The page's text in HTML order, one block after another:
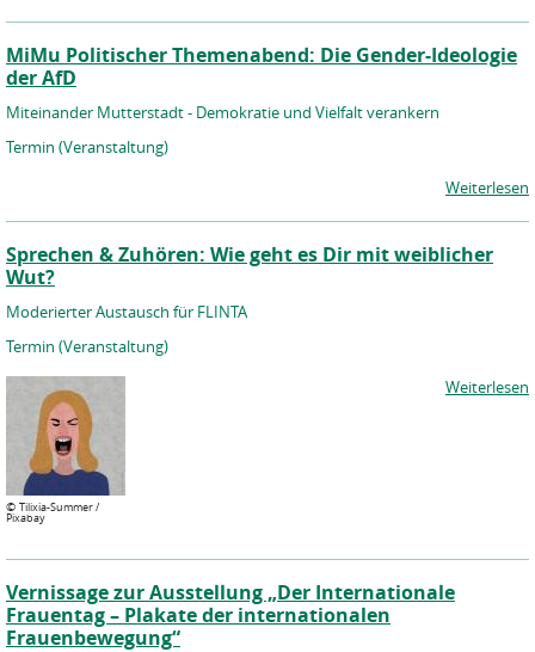
MiMu Politischer Themenabend: Die Gender-Ideologie
der AfD
Miteinander Mutterstadt - Demokratie und Vielfalt verankern
Termin (Veranstaltung)
Weiterlesen
Sprechen & Zuhören: Wie geht es Dir mit weiblicher
Wut?
Moderierter Austausch für FLINTA
Termin (Veranstaltung)
© Tilixia-Summer /
Pixabay
Weiterlesen
Vernissage zur Ausstellung „Der Internationale
Frauentag – Plakate der internationalen
Frauenbewegung“